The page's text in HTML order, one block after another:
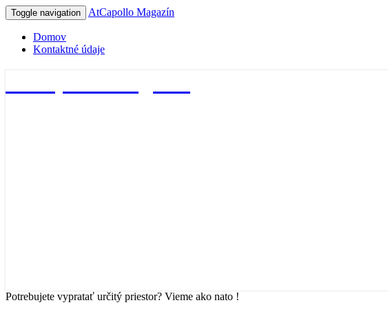
Toggle navigation AtCapollo Magazín
Domov
Kontaktné údaje
Potrebujete vypratať určitý priestor? Vieme ako nato !